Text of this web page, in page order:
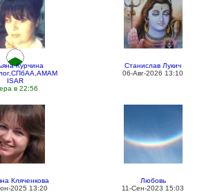
Курчина
ISAR
в 22:56
Станислав Лукич
06-Авг-2026 13:10
Кляченкова
2025 13:20
Любовь
11-Сен-2023 15:03